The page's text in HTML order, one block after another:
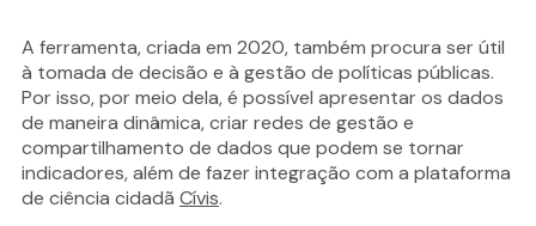
A ferramenta, criada em 2020, também procura ser útil
à tomada de decisão e à gestão de políticas públicas.
Por isso, por meio dela, é possível apresentar os dados
de maneira dinâmica, criar redes de gestão e
compartilhamento de dados que podem se tornar
indicadores, além de fazer integração com a plataforma
de ciência cidadã Cívis.